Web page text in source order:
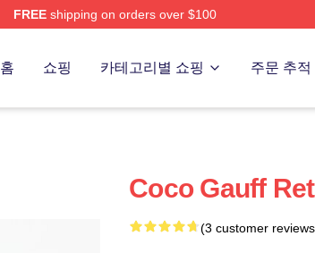
FREEshipping on orders over $100
홈 쇼핑 카테고리별 쇼핑 주문 추적
Coco Gauff
(3 customer